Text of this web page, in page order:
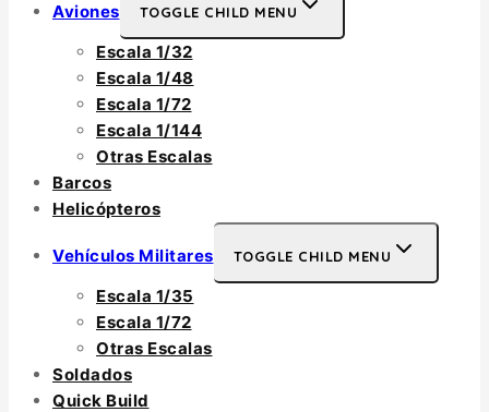
Aviones TOGGLE CHILD MENU
Escala 1/32
Escala 1/48
Escala 1/72
Escala 1/144
Otras Escalas
Barcos
Helicópteros
Vehículos Militares TOGGLE CHILD MENU
Escala 1/35
Escala 1/72
Otras Escalas
Soldados
Quick Build